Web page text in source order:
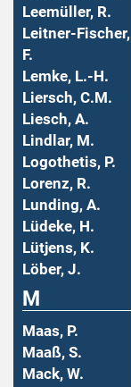
Leemüller, R.
Leitner-Fischer,
F.
Lemke, L.-H.
Liersch, C.M.
Liesch, A.
Lindlar, M.
Logothetis, P.
Lorenz, R.
Lunding, A.
Lüdeke, H.
Lütjens, K.
Löber, J.
M
Maas, P.
Maaß, S.
Mack, W.